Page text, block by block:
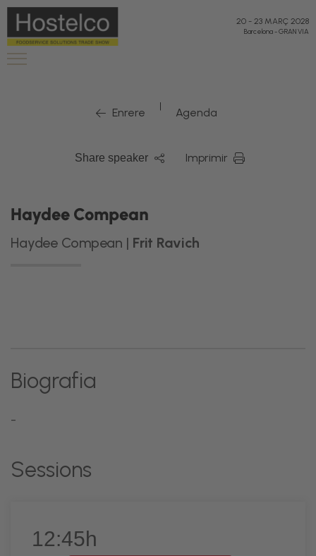
20 - 23 MARÇ 2028
Barcelona-GRAN VIA
Enrere | Agenda
Share speaker Imprimir
Haydee Compean
Haydee Compean | Frit Ravich
Biografia
-
Sessions
12:45h